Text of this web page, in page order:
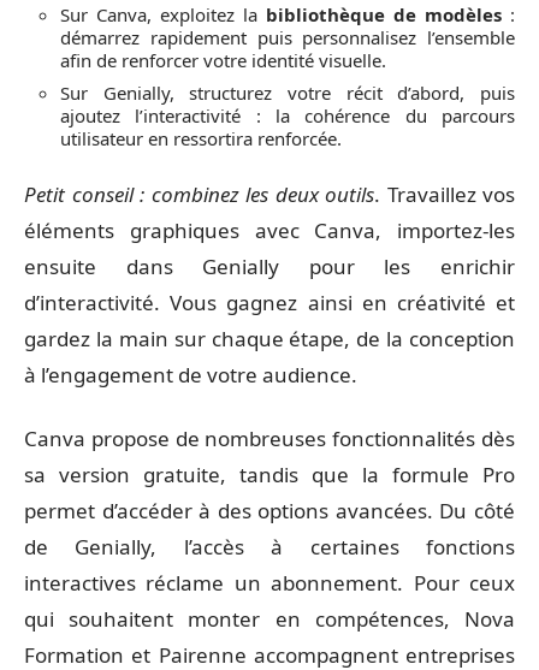
Sur Canva, exploitez la bibliothèque de modèles :
démarrez rapidement puis personnalisez l’ensemble
afin de renforcer votre identité visuelle.
Sur Genially, structurez votre récit d’abord, puis
ajoutez l’interactivité : la cohérence du parcours
utilisateur en ressortira renforcée.
Petit conseil : combinez les deux outils. Travaillez vos
éléments graphiques avec Canva, importez-les
ensuite dans Genially pour les enrichir
d’interactivité. Vous gagnez ainsi en créativité et
gardez la main sur chaque étape, de la conception
à l’engagement de votre audience.
Canva propose de nombreuses fonctionnalités dès
sa version gratuite, tandis que la formule Pro
permet d’accéder à des options avancées. Du côté
de Genially, l’accès à certaines fonctions
interactives réclame un abonnement. Pour ceux
qui souhaitent monter en compétences, Nova
Formation et Pairenne accompagnent entreprises